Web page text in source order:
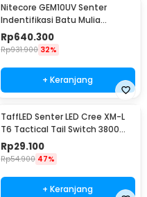
Nitecore GEM10UV Senter
Indentifikasi Batu Mulia
Gemstone Ultraviolet
Rp640.300
Rp931.900 32%
+ Keranjang
TaffLED Senter LED Cree XM-L
T6 Tactical Tail Switch 3800
Lumens
Rp29.100
Rp54.900 47%
+ Keranjang